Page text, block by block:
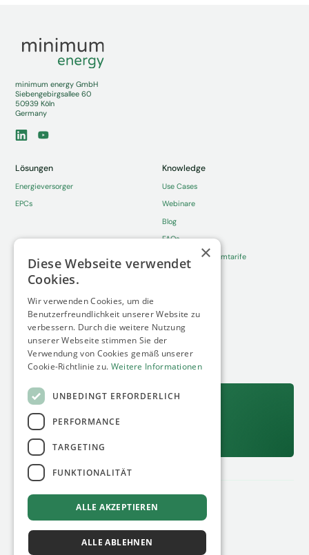
minimum energy GmbH
Siebengebirgsallee 60
50939 Köln
Germany
Lösungen
Energieversorger
EPCs
Knowledge
Use Cases
Webinare
Blog
FAQs
Dynamische Stromtarife
Netzanschluss-Report 2026
Gewerbe- und Industriespeicher im
Wandel
Solarspitzengesetz
Über Uns
Aktuelles
Fakten
13.08.2026
Unser nächstes kostenfreies Webinar:
C&I Standorte als digitalen Zwilling exakt erfassen
Jetzt anmelden
© 2026 minimum energy GmbH
Datenschutz Impressum
×
Diese Webseite verwendet
Cookies.
Wir verwenden Cookies, um die
Benutzerfreundlichkeit unserer Website zu
verbessern. Durch die weitere Nutzung
unserer Webseite stimmen Sie der
Verwendung von Cookies gemäß unserer
Cookie-Richtlinie zu. Weitere Informationen
UNBEDINGT ERFORDERLICH
PERFORMANCE
TARGETING
FUNKTIONALITÄT
ALLE AKZEPTIEREN
ALLE ABLEHNEN